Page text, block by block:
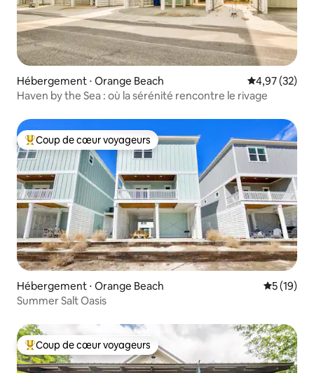
Hébergement ⋅ Orange Beach Évaluation
4,97 (32)
Haven by the Sea : où la sérénité rencontre le rivage
Coups de cœur voyageurs les plus appréciés
Coup de cœur voyageurs
Hébergement ⋅ Orange Beach
5 (19)
Summer Salt Oasis
Coups de cœur voyageurs les plus appréciés
Coup de cœur voyageurs